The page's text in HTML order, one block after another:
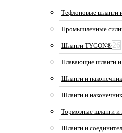
Тефлоновые шланги
Промышленные
Шланги TYGON®26
Плавающие шланги и
Шланги и
Шланги и
Тормозные шланги и
Шланги и